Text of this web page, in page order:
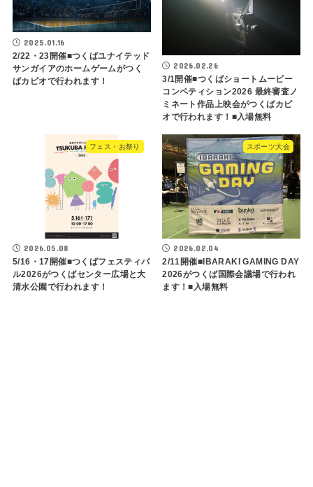
2025.01.16
2/22・23開催■つくばユナイテッド
サンガイアのホームゲームがつく
ばカピオで行われます！
2026.02.26
3/1開催■つくばショートムービー
コンペティション2026 最終審査ノ
ミネート作品上映会がつくばカピ
オで行われます！■入場無料
フェス・お祭り
2026.05.08
5/16・17開催■つくばフェスティバ
ル2026がつくばセンター広場と大
清水公園で行われます！
スポーツ大会
2026.02.04
2/11開催■IBARAKI GAMING DAY
2026がつくば国際会議場で行われ
ます！■入場無料